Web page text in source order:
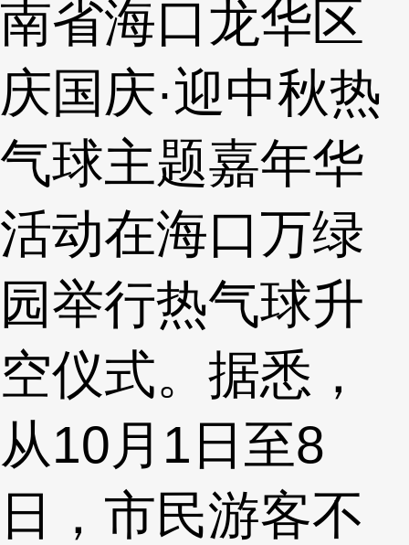
南省海口龙华区
庆国庆·迎中秋热
气球主题嘉年华
活动在海口万绿
园举行热气球升
空仪式。据悉，
从10月1日至8
日，市民游客不